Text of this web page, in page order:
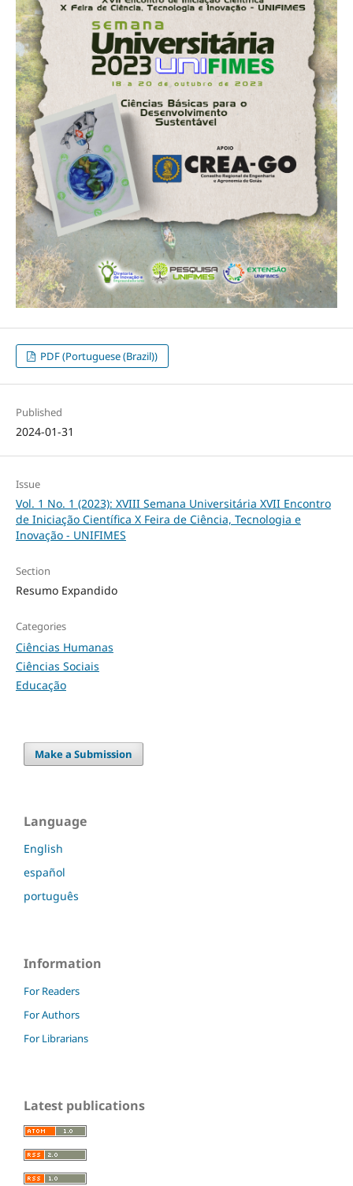
PDF (Portuguese (Brazil))
Published
2024-01-31
Issue
Vol. 1 No. 1 (2023): XVIII Semana Universitária XVII Encontro
de Iniciação Científica X Feira de Ciência, Tecnologia e
Inovação - UNIFIMES
Section
Resumo Expandido
Categories
Ciências Humanas
Ciências Sociais
Educação
Make a Submission
Language
English
español
português
Information
For Readers
For Authors
For Librarians
Latest publications